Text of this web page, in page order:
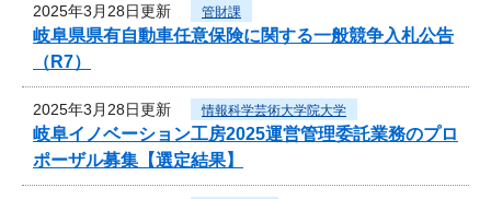
2025年3月28日更新 管財課
岐阜県県有自動車任意保険に関する一般競争入札公告
（R7）
2025年3月28日更新 情報科学芸術大学院大学
岐阜イノベーション工房2025運営管理委託業務のプロ
ポーザル募集【選定結果】